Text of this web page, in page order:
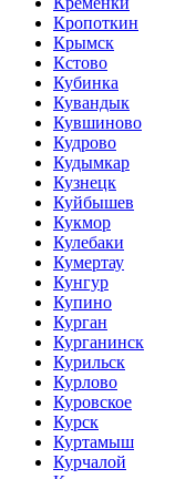
Кропоткин
Крымск
Кстово
Кубинка
Кувандык
Кувшиново
Кудрово
Кудымкар
Кузнецк
Куйбышев
Кукмор
Кулебаки
Кумертау
Кунгур
Купино
Курган
Курганинск
Курильск
Курлово
Куровское
Курск
Куртамыш
Курчалой